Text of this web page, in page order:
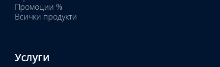
Промоции %
Всички продукти
Услуги